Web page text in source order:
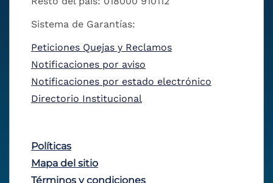
Sistema de Garantías:
Peticiones Quejas y Reclamos
Notificaciones por aviso
Notificaciones por estado electrónico
Directorio Institucional
Políticas
Mapa del sitio
Términos y condiciones